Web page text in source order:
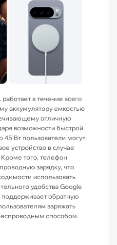
в течение всего
аккумулятору емкостью
отличную
возможности быстрой
Вт пользователи могут
устройство в случае
того, телефон
зарядку, что
использовать
удобства Google
поддерживает обратную
заряжать
способом.